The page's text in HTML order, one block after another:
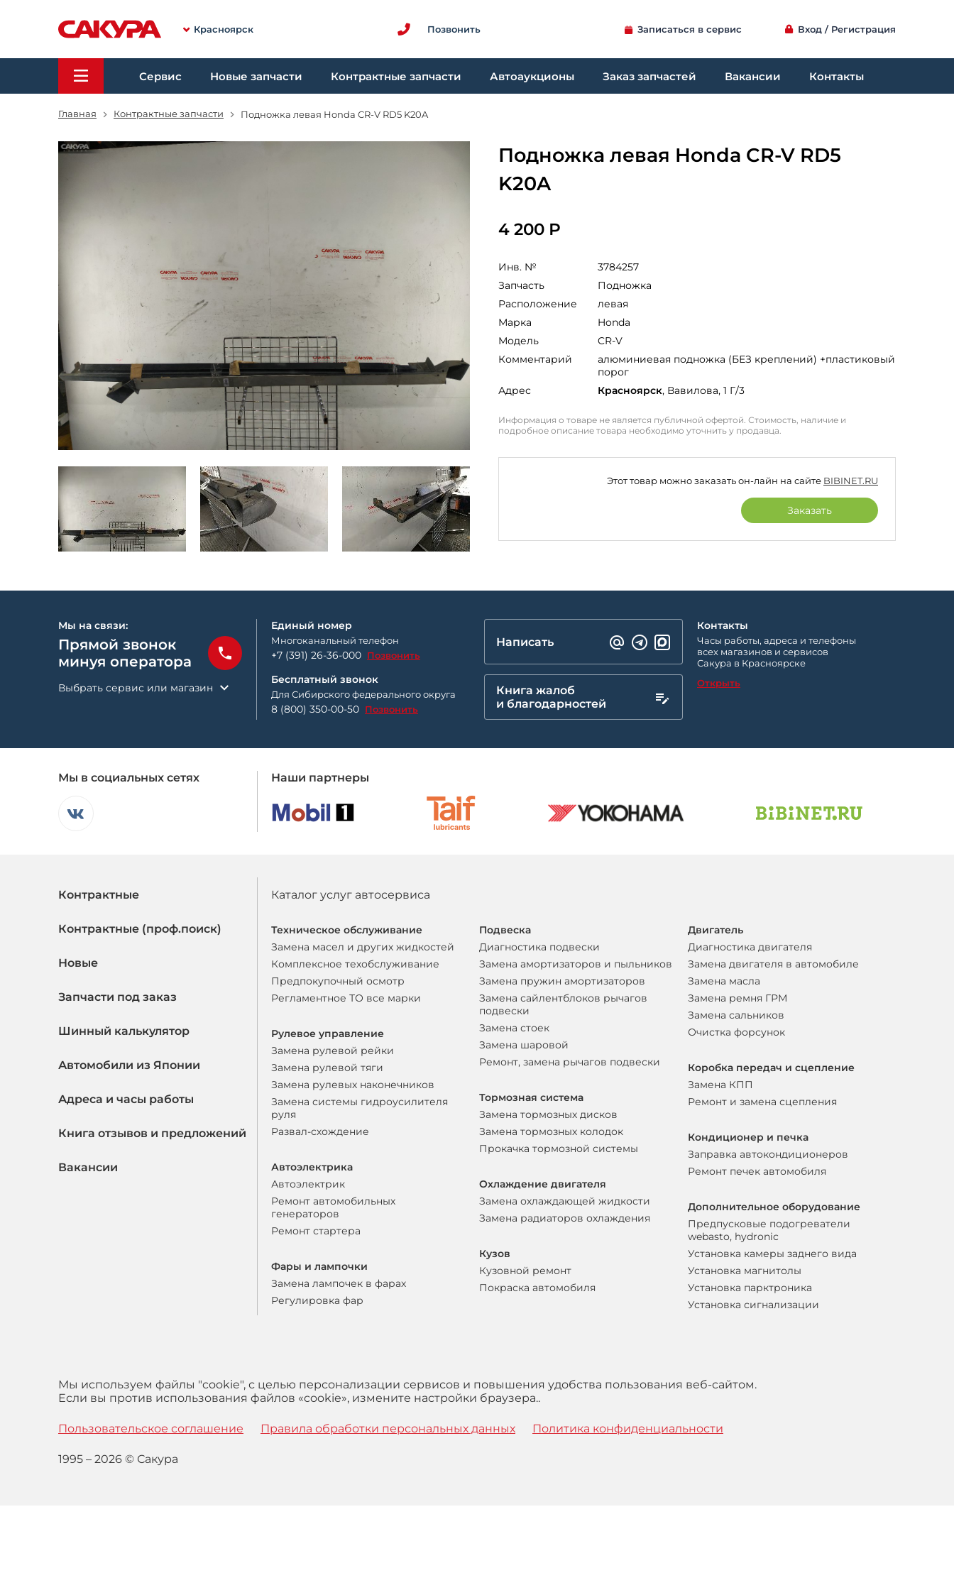
Красноярск Позвонить Записаться в сервис Вход / Регистрация
Сервис Новые запчасти Контрактные запчасти Автоаукционы Заказ запчастей Вакансии Контакты
Главная Контрактные запчасти Подножка левая Honda CR-V RD5 K20A
Подножка левая Honda CR-V RD5
K20A
4 200 Р
Инв. №
3784257
Запчасть
Подножка
Расположение
левая
Марка
Honda
Модель
CR-V
Комментарий
алюминиевая подножка (БЕЗ креплений) +пластиковый
порог
Адрес
Красноярск, Вавилова, 1 Г/3
Информация о товаре не является публичной офертой. Стоимость, наличие и
подробное описание товара необходимо уточнить у продавца.
Этот товар можно заказать он-лайн на сайте BIBINET.RU
Заказать
Мы на связи:
Прямой звонок
минуя оператора
Выбрать сервис или магазин
Единый номер
Многоканальный телефон
+7 (391) 26-36-000 Позвонить
Бесплатный звонок
Для Сибирского федерального округа
8 (800) 350-00-50 Позвонить
Написать
Книга жалоб
и благодарностей
Контакты
Часы работы, адреса и телефоны
всех магазинов и сервисов
Сакура в Красноярске
Открыть
Мы в социальных сетях Наши партнеры
Контрактные
Контрактные (проф.поиск)
Новые
Запчасти под заказ
Шинный калькулятор
Автомобили из Японии
Адреса и часы работы
Книга отзывов и предложений
Вакансии
Каталог услуг автосервиса
Техническое обслуживание
Замена масел и других жидкостей
Комплексное техобслуживание
Предпокупочный осмотр
Регламентное ТО все марки
Рулевое управление
Замена рулевой рейки
Замена рулевой тяги
Замена рулевых наконечников
Замена системы гидроусилителя
руля
Развал-схождение
Автоэлектрика
Автоэлектрик
Ремонт автомобильных
генераторов
Ремонт стартера
Фары и лампочки
Замена лампочек в фарах
Регулировка фар
Подвеска
Диагностика подвески
Замена амортизаторов и пыльников
Замена пружин амортизаторов
Замена сайлентблоков рычагов
подвески
Замена стоек
Замена шаровой
Ремонт, замена рычагов подвески
Тормозная система
Замена тормозных дисков
Замена тормозных колодок
Прокачка тормозной системы
Охлаждение двигателя
Замена охлаждающей жидкости
Замена радиаторов охлаждения
Кузов
Кузовной ремонт
Покраска автомобиля
Двигатель
Диагностика двигателя
Замена двигателя в автомобиле
Замена масла
Замена ремня ГРМ
Замена сальников
Очистка форсунок
Коробка передач и сцепление
Замена КПП
Ремонт и замена сцепления
Кондиционер и печка
Заправка автокондиционеров
Ремонт печек автомобиля
Дополнительное оборудование
Предпусковые подогреватели
webasto, hydronic
Установка камеры заднего вида
Установка магнитолы
Установка парктроника
Установка сигнализации
Мы используем файлы "cookie", с целью персонализации сервисов и повышения удобства пользования веб-сайтом.
Если вы против использования файлов «cookie», измените настройки браузера..
Пользовательское соглашение Правила обработки персональных данных Политика конфиденциальности
1995 – 2026 © Сакура